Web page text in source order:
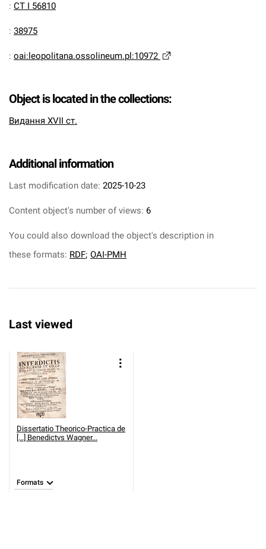
: CT I 56810
: 38975
: oai:leopolitana.ossolineum.pl:10972
Object is located in the collections:
Видання XVII ст.
Additional information
Last modification date: 2025-10-23
Content object's number of views: 6
You could also download the object's description in
these formats: RDF; OAI-PMH
Last viewed
Dissertatio Theorico-Practica de
[...] Benedictvs Wagner...
Formats